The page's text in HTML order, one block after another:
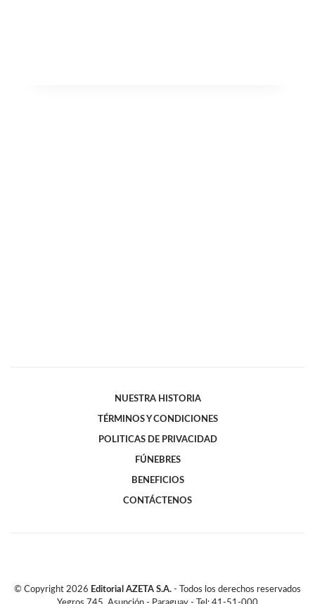
NUESTRA HISTORIA
TÉRMINOS Y CONDICIONES
POLITICAS DE PRIVACIDAD
FÚNEBRES
BENEFICIOS
CONTÁCTENOS
© Copyright 2026 Editorial AZETA S.A. - Todos los derechos reservados